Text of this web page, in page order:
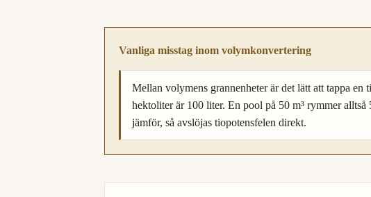
Vanliga misstag inom volymkonvertering
Mellan volymens grannenheter är det lätt att tappa en
hektoliter är 100 liter. En pool på 50 m³ rymmer
jämför, så avslöjas tiopotensfelen direkt.